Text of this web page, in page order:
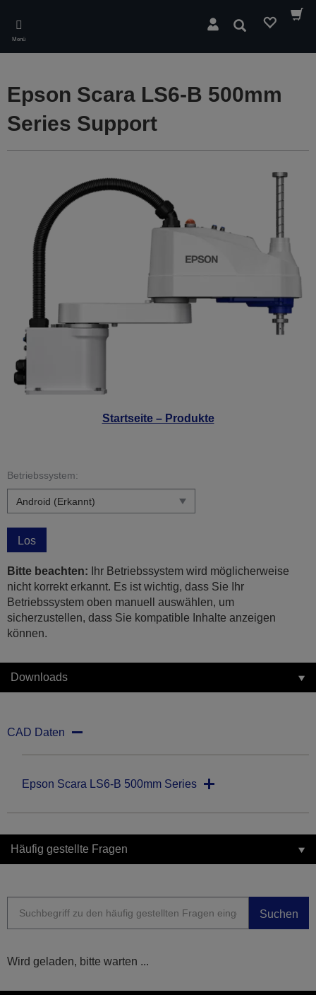
main
content
Menü
Suchen
Startseite – Produkte
Epson Scara LS6-B 500mm
Series Support
Betriebssystem:
Los
Bitte beachten: Ihr Betriebssystem wird möglicherweise
nicht korrekt erkannt. Es ist wichtig, dass Sie Ihr
Betriebssystem oben manuell auswählen, um
sicherzustellen, dass Sie kompatible Inhalte anzeigen
können.
Downloads
CAD Daten
Epson Scara LS6-B 500mm Series
Häufig gestellte Fragen
Suchen
Wird geladen, bitte warten ...